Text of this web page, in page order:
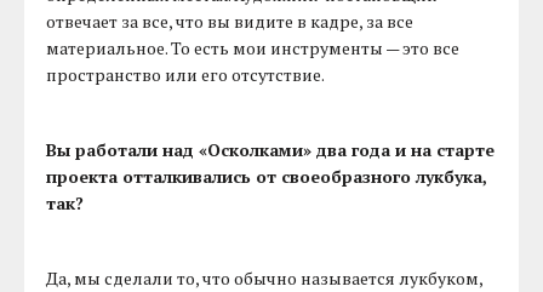
отвечает за все, что вы видите в кадре, за все
материальное. То есть мои инструменты — это все
пространство или его отсутствие.
Вы работали над «Осколками» два года и на старте
проекта отталкивались от своеобразного лукбука,
так?
Да, мы сделали то, что обычно называется лукбуком,